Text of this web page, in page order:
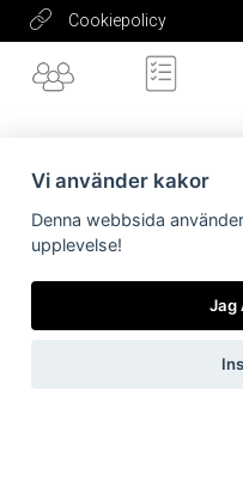
Cookiepolicy
Integritetspolicy
Få vårt
Jag accepterar
Vilka är vi
Vi använder kakor
Denna webbsida
upplevelse!
Jag